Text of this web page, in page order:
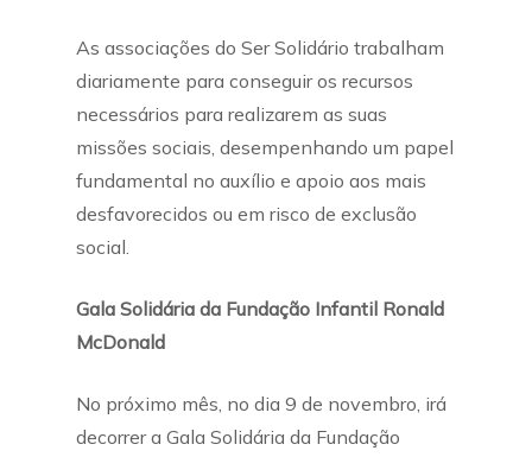
As associações do Ser Solidário trabalham
diariamente para conseguir os recursos
necessários para realizarem as suas
missões sociais, desempenhando um papel
fundamental no auxílio e apoio aos mais
desfavorecidos ou em risco de exclusão
social.
Gala Solidária da Fundação Infantil Ronald
McDonald
No próximo mês, no dia 9 de novembro, irá
decorrer a Gala Solidária da Fundação